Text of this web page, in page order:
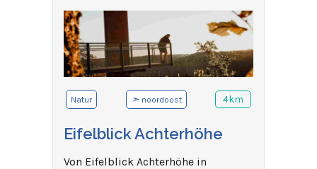
Natur ➣ noordoost 4km
Eifelblick Achterhöhe
Von Eifelblick Achterhöhe in